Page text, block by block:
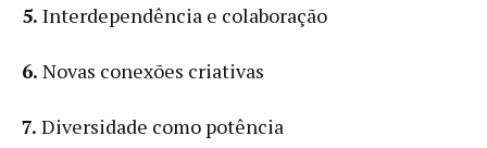
5. Interdependência e colaboração
6. Novas conexões criativas
7. Diversidade como potência